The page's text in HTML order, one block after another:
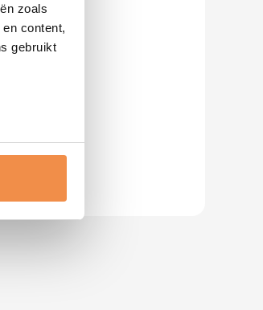
zoals
content,
gebruikt